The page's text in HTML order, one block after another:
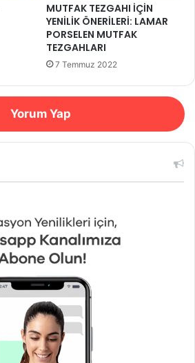
MUTFAK TEZGAHI İÇİN
YENİLİK ÖNERİLERİ: LAMAR
PORSELEN MUTFAK
TEZGAHLARI
7 Temmuz 2022
Yorum Yap